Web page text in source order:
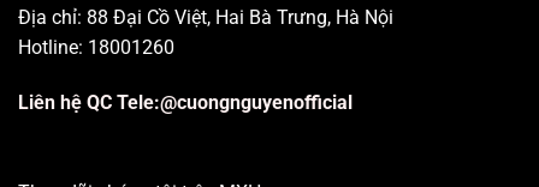
Địa chỉ: 88 Đại Cồ Việt, Hai Bà Trưng, Hà Nội
Hotline: 18001260
Liên hệ QC Tele:@cuongnguyenofficial